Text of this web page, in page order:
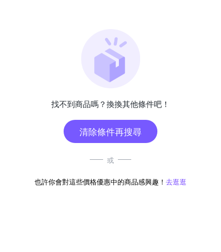
找不到商品嗎？換換其他條件吧！
清除條件再搜尋
或
也許你會對這些價格優惠中的商品感興趣！ 去逛逛